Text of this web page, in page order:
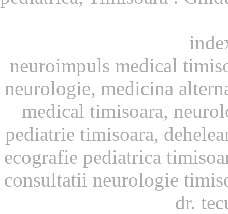
neuroimpuls medical
neurologie, medicina
medical timisoara,
pediatrie timisoara,
ecografie pediatrica
consultatii neurologie
dr.